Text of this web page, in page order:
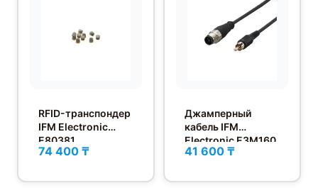
RFID-транспондер
IFM Electronic
E80381
74 400 ₸
Джамперный
кабель IFM
Electronic E3M160
41 600 ₸